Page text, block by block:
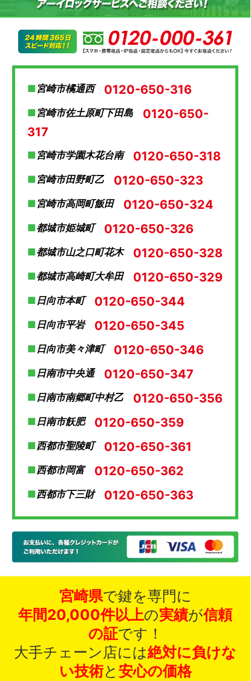
宮崎市橘通西 0120-650-316
宮崎市佐土原町下田島
0120-650-
317
宮崎市学園木花台南 0120-650-318
宮崎市田野町乙 0120-650-323
宮崎市高岡町飯田 0120-650-324
都城市姫城町 0120-650-326
都城市山之口町花木 0120-650-328
都城市高崎町大牟田 0120-650-329
日向市本町 0120-650-344
日向市平岩 0120-650-345
日向市美々津町 0120-650-346
日南市中央通 0120-650-347
日南市南郷町中村乙 0120-650-356
日南市飫肥 0120-650-359
西都市聖陵町 0120-650-361
西都市岡富 0120-650-362
西都市下三財 0120-650-363
宮崎県で鍵を専門に
年間20,000件以上の実績が信頼
の証です！
大手チェーン店には絶対に負けな
い技術と 安心の価格